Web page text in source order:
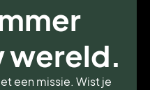
wereld.
een missie. Wist je